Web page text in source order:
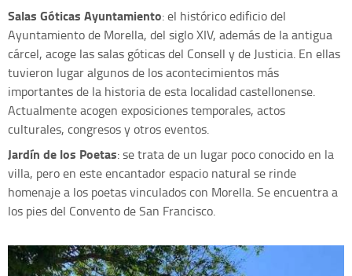
Salas Góticas Ayuntamiento: el histórico edificio del
Ayuntamiento de Morella, del siglo XIV, además de la antigua
cárcel, acoge las salas góticas del Consell y de Justicia. En ellas
tuvieron lugar algunos de los acontecimientos más
importantes de la historia de esta localidad castellonense.
Actualmente acogen exposiciones temporales, actos
culturales, congresos y otros eventos.
Jardín de los Poetas: se trata de un lugar poco conocido en la
villa, pero en este encantador espacio natural se rinde
homenaje a los poetas vinculados con Morella. Se encuentra a
los pies del Convento de San Francisco.